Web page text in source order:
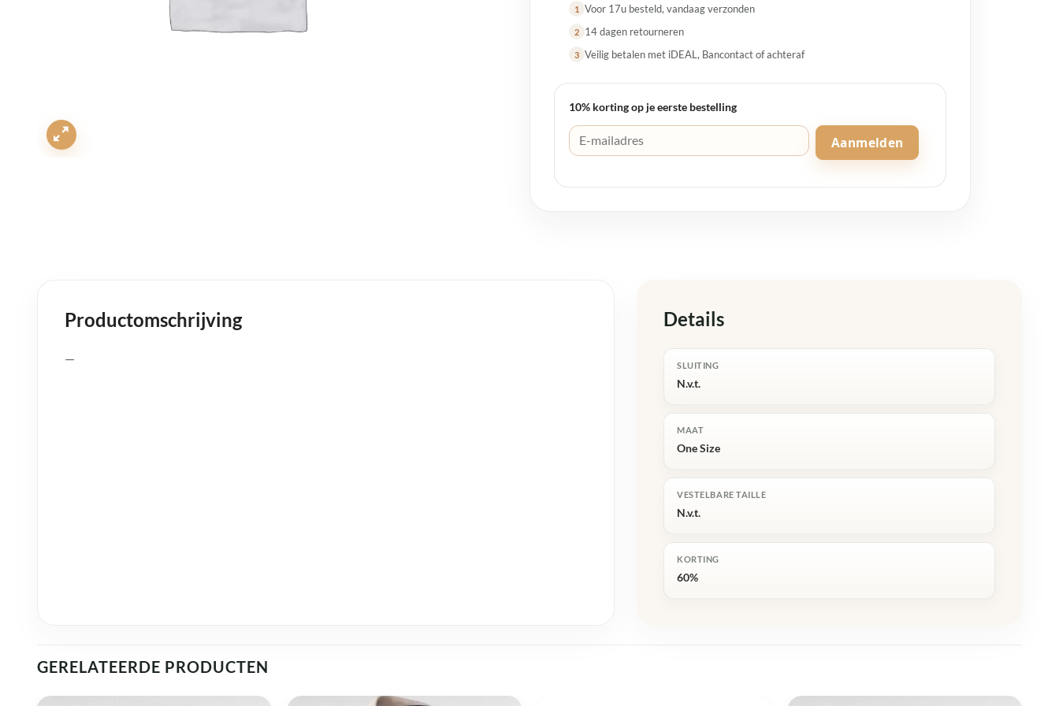
1 Voor 17u besteld, vandaag verzonden
2 14 dagen retourneren
3 Veilig betalen met iDEAL, Bancontact of achteraf
10% korting op je eerste bestelling
Aanmelden
Productomschrijving
—
Details
SLUITING
N.v.t.
MAAT
One Size
VESTELBARE TAILLE
N.v.t.
KORTING
60%
GERELATEERDE PRODUCTEN